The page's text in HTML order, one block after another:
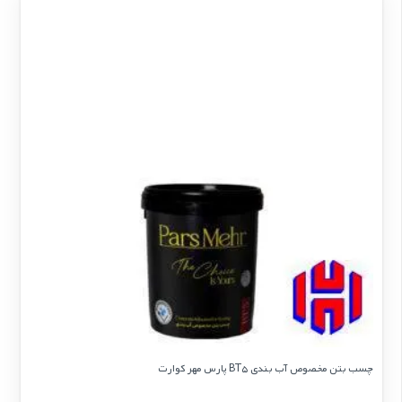
چسب بتن مخصوص آب بندی BT5 پارس مهر کوارت